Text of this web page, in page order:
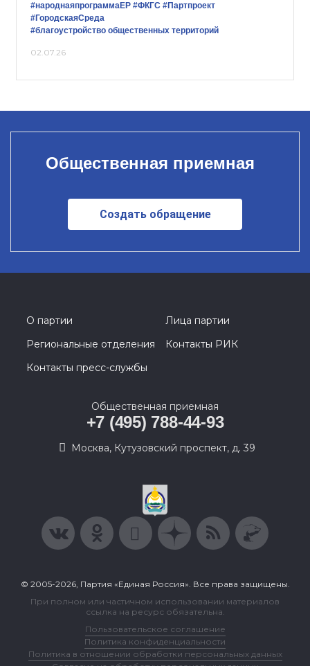
#народнаяпрограммаЕР #ФКГС #Партпроект
#ГородскаяСреда
#благоустройство общественных территорий
02.07.26
Общественная приемная
Создать обращение
О партии
Лица партии
Региональные отделения
Контакты РИК
Контакты пресс-службы
Общественная приемная
+7 (495) 788-44-93
Москва, Кутузовский проспект, д. 39
© 2005-2026, Партия «Единая Россия». Все права защищены.
При полном или частичном использовании материалов
ссылка на ресурс обязательна.
Пользовательское соглашение
Политика конфиденциальности
Политика в отношении обработки персональных данных